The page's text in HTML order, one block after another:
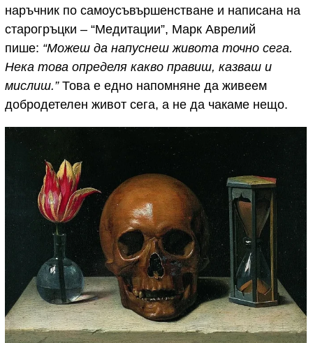
наръчник по самоусъвършенстване и написана на
старогръцки – “Медитации”, Марк Аврелий
пише: “Можеш да напуснеш живота точно сега.
Нека това определя какво правиш, казваш и
мислиш.”Това е едно напомняне да живеем
добродетелен живот сега, а не да чакаме нещо.